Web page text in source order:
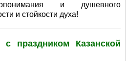
и душевного
и стойкости духа!
праздником Казанской